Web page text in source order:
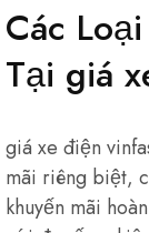
Các
Tại giá
giá xe điện
mãi riêng biệt,
khuyến mãi